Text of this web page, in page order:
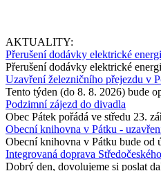
AKTUALITY:
Přerušení dodávky elektrické
Přerušení dodávky elektrické
Uzavření železničního přejezdu v
Tento týden (do 8. 8. 2026) bude
Podzimní zájezd do divadla
Obec Pátek pořádá ve středu 23.
Obecní knihovna v Pátku -
Obecní knihovna v Pátku bude od
Integrovaná doprava
Dobrý den, dovolujeme si poslat